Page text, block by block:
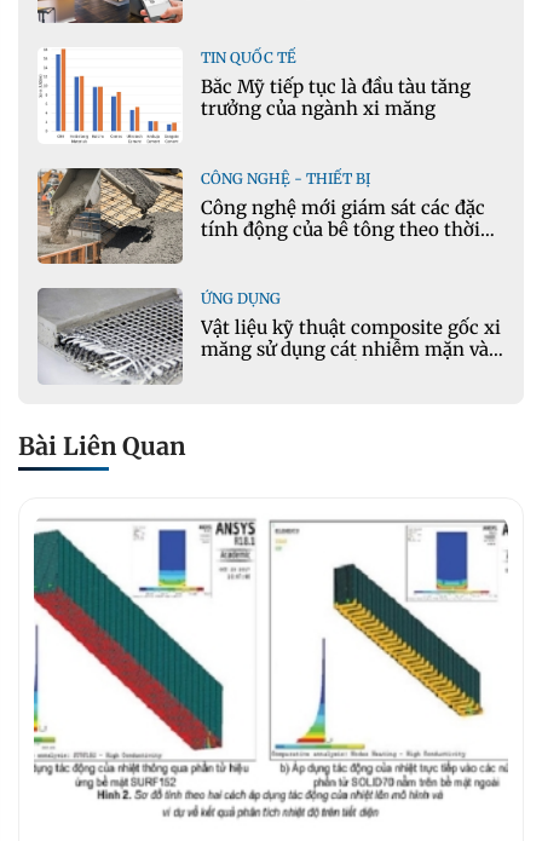
TIN QUỐC TẾ
Bắc Mỹ tiếp tục là đầu tàu tăng
trưởng của ngành xi măng
CÔNG NGHỆ - THIẾT BỊ
Công nghệ mới giám sát các đặc
tính động của bê tông theo thời
ỨNG DỤNG
Vật liệu kỹ thuật composite gốc xi
măng sử dụng cát nhiễm mặn và
Bài Liên Quan